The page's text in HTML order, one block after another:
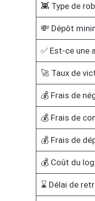
👾 Type de
💸 Dépôt
✅ Est-ce une
🚀 Taux de
💰 Frais de
💰 Frais de
💰 Frais de
💰 Coût du
⌛ Délai de